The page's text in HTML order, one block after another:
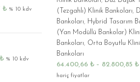
₺ % 10 kdv
₺ % 10 kdv
(Tezgahlı) Klinik Bankoları,
Bankoları, Hybrid Tasarım
(Yan Modüllü Bankolar)
Bankoları, Orta Boyutlu
Bankoları
64.400,66 ₺ – 82.800,85 ₺
hariç fiyatlar